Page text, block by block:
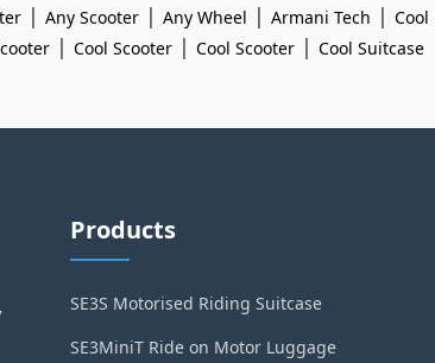
| Any Scooter | Any Wheel | Armani Tech | Cool
| Cool Scooter | Cool Scooter | Cool Suitcase
Products
SE3S Motorised Riding Suitcase
SE3MiniT Ride on Motor Luggage